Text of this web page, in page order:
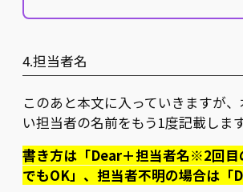
4.担当者名
このあと本文に入っていきますが
い担当者の名前をもう1度記載します
書き方は「Dear＋担当者名※2回目
でもOK」、担当者不明の場合は「